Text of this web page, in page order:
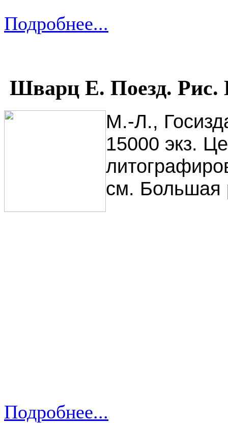
Подробнее...
Шварц Е. Поезд. Рис.
М.-Л.,
15000 экз.
см. Большая
Подробнее...